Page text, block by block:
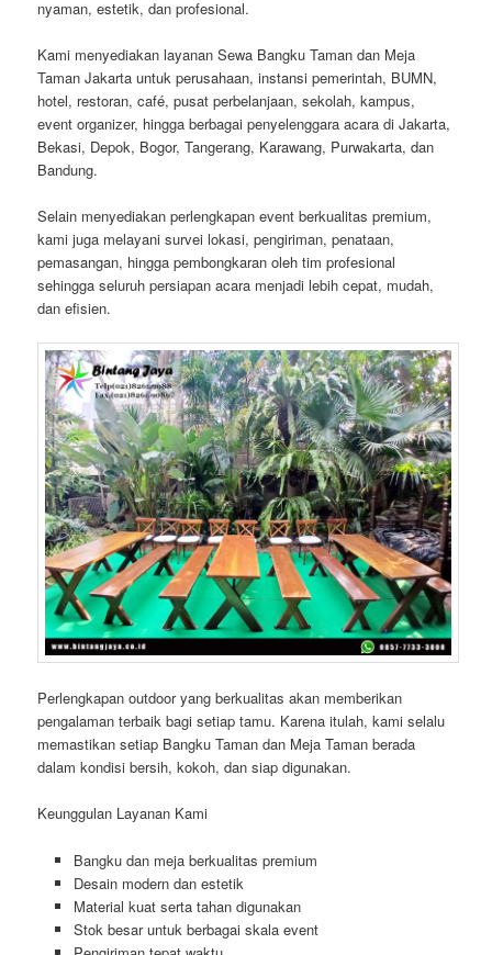
nyaman, estetik, dan profesional.
Kami menyediakan layanan Sewa Bangku Taman dan Meja
Taman Jakarta untuk perusahaan, instansi pemerintah, BUMN,
hotel, restoran, café, pusat perbelanjaan, sekolah, kampus,
event organizer, hingga berbagai penyelenggara acara di Jakarta,
Bekasi, Depok, Bogor, Tangerang, Karawang, Purwakarta, dan
Bandung.
Selain menyediakan perlengkapan event berkualitas premium,
kami juga melayani survei lokasi, pengiriman, penataan,
pemasangan, hingga pembongkaran oleh tim profesional
sehingga seluruh persiapan acara menjadi lebih cepat, mudah,
dan efisien.
Perlengkapan outdoor yang berkualitas akan memberikan
pengalaman terbaik bagi setiap tamu. Karena itulah, kami selalu
memastikan setiap Bangku Taman dan Meja Taman berada
dalam kondisi bersih, kokoh, dan siap digunakan.
Keunggulan Layanan Kami
Bangku dan meja berkualitas premium
Desain modern dan estetik
Material kuat serta tahan digunakan
Stok besar untuk berbagai skala event